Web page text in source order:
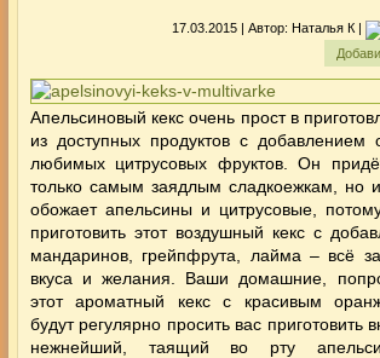
17.03.2015 | Автор: Наталья К|
Апельсиновый кекс очень прост в
из доступных продуктов с добавлением
любимых цитрусовых фруктов. Он
только самым заядлым сладкоежкам, но
обожает апельсины и цитрусовые,
приготовить этот воздушный кекс с
мандаринов, грейпфрута, лайма – всё
вкуса и желания. Ваши домашние,
этот ароматный кекс с красивым
будут регулярно просить вас приготовить
нежнейший, таящий во рту